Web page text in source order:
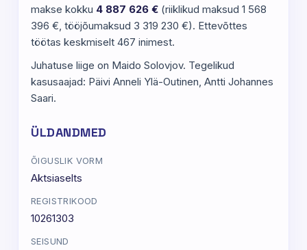
makse kokku 4 887 626 € (riiklikud maksud 1 568
396 €, tööjõumaksud 3 319 230 €). Ettevõttes
töötas keskmiselt 467 inimest.
Juhatuse liige on Maido Solovjov. Tegelikud
kasusaajad: Päivi Anneli Ylä-Outinen, Antti Johannes
Saari.
ÜLDANDMED
ÕIGUSLIK VORM
Aktsiaselts
REGISTRIKOOD
10261303
SEISUND